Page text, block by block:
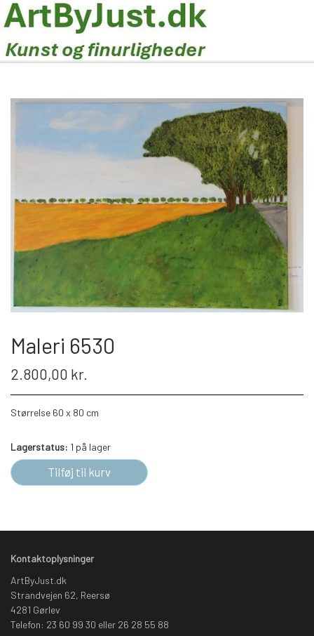
Maleri 6530
2.800,00 kr.
Størrelse 60 x 80 cm
Lagerstatus: 1 på lager
Tilføj til kurv
Kontaktoplysninger
ArtByJust.dk
Strandvejen 62, Reersø
4281 Gørlev
Telefon: 23 60 99 30 eller 26 28 55 88